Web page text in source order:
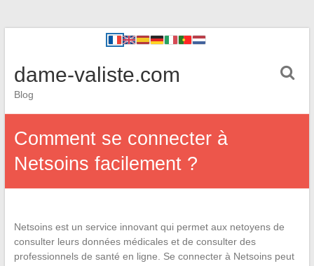
dame-valiste.com
Blog
Comment se connecter à
Netsoins facilement ?
Netsoins est un service innovant qui permet aux netoyens de
consulter leurs données médicales et de consulter des
professionnels de santé en ligne. Se connecter à Netsoins peut